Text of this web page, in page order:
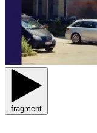
fragment